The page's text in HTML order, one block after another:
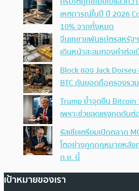
เหตุการณ์ในปี ปี 2026
10% จากทั้งหมด
จีนเทขายพันธบัตรสหรัฐ
เดินหน้าสะสมทองคำต่อ
Block ของ Jack
BTC ดันยอดถือครองรวม
Trump ย้ำจุดยืน Bitcoin
เพราะช่วยลดแรงกดดันต่
รัสเซียเตรียมเปิดตลาด
โตอย่างถูกกฎหมายหลัง
ก.ย. นี้
เป้าหมายของเรา